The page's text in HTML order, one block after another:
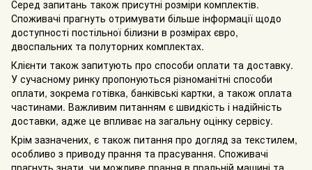
Серед запитань також присутні розміри комплектів.
Споживачі прагнуть отримувати більше інформації щодо
доступності постільної білизни в розмірах євро,
двоспальних та полуторних комплектах.
Клієнти також запитують про способи оплати та доставку.
У сучасному ринку пропонуються різноманітні способи
оплати, зокрема готівка, банківські картки, а також оплата
частинами. Важливим питанням є швидкість і надійність
доставки, адже це впливає на загальну оцінку сервісу.
Крім зазначених, є також питання про догляд за текстилем,
особливо з приводу прання та прасування. Споживачі